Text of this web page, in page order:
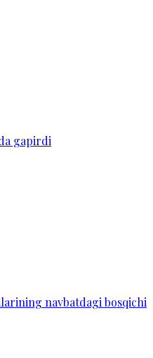
gapirdi
navbatdagi bosqichi